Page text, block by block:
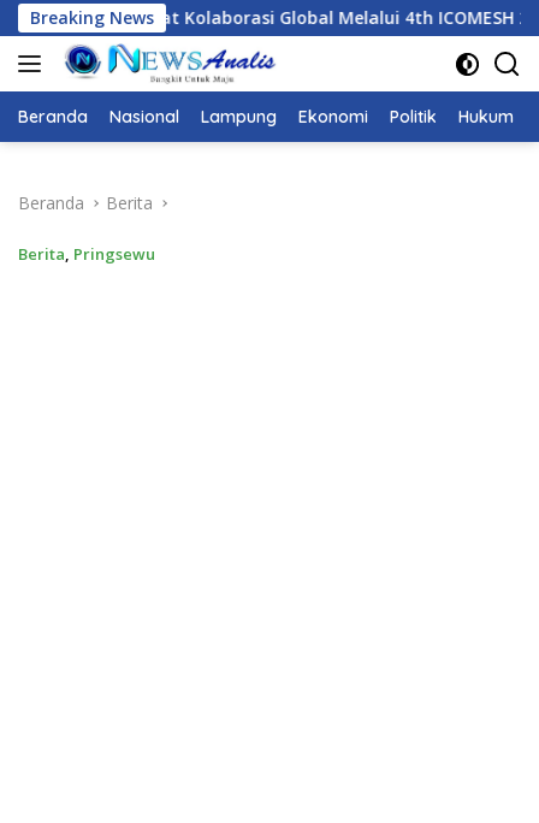
Langsung
ke
konten
Breaking News
Global Melalui 4th ICOMESH 2026 Dari
Beranda Nasional Lampung Ekonomi Politik Hukum
Beranda Berita
Berita, Pringsewu